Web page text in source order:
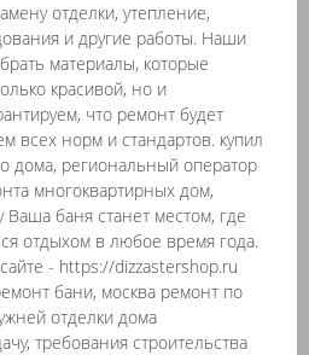
отделки, утепление,
и другие работы. Наши
материалы, которые
красивой, но и
что ремонт будет
всех норм и стандартов. купил
дома, региональный оператор
многоквартирных дом,
баня станет местом, где
отдыхом в любое время года.
- https://dizzastershop.ru
бани, москва ремонт по
отделки дома
требования строительства